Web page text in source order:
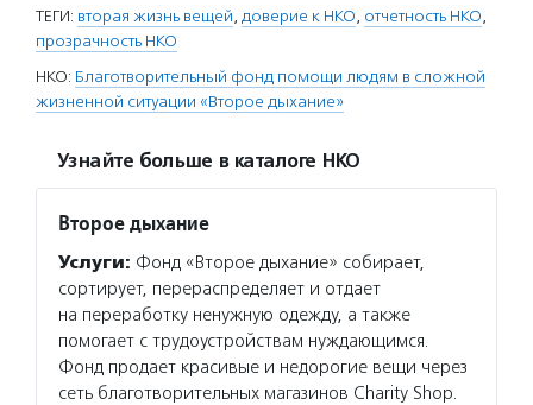
ТЕГИ: вторая жизнь вещей, доверие к НКО, отчетность НКО,
прозрачность НКО
НКО: Благотворительный фонд помощи людям в сложной
жизненной ситуации «Второе дыхание»
Узнайте больше в каталоге НКО
Второе дыхание
Услуги: Фонд «Второе дыхание» собирает,
сортирует, перераспределяет и отдает
на переработку ненужную одежду, а также
помогает с трудоустройствам нуждающимся.
Фонд продает красивые и недорогие вещи через
сеть благотворительных магазинов Charity Shop.